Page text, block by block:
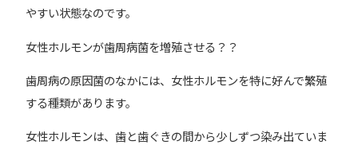
やすい状態なのです。
女性ホルモンが歯周病菌を増殖させる？？
歯周病の原因菌のなかには、女性ホルモンを特に好んで繁殖
する種類があります。
女性ホルモンは、歯と歯ぐきの間から少しずつ染み出ていま